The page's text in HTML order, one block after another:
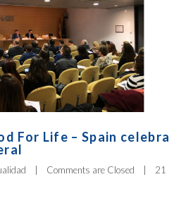
For Life – Spain celebra
Comments are Closed
21